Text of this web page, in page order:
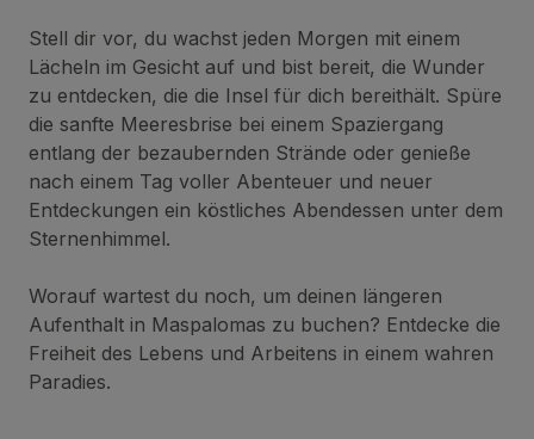
Stell dir vor, du wachst jeden Morgen mit einem
Lächeln im Gesicht auf und bist bereit, die Wunder
zu entdecken, die die Insel für dich bereithält. Spüre
die sanfte Meeresbrise bei einem Spaziergang
entlang der bezaubernden Strände oder genieße
nach einem Tag voller Abenteuer und neuer
Entdeckungen ein köstliches Abendessen unter dem
Sternenhimmel.
Worauf wartest du noch, um deinen längeren
Aufenthalt in Maspalomas zu buchen? Entdecke die
Freiheit des Lebens und Arbeitens in einem wahren
Paradies.